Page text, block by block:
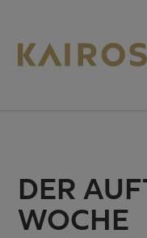
DER
WOCHE